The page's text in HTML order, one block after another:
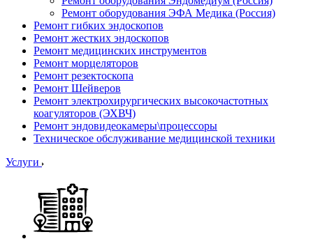
Ремонт оборудования ЭФА Медика (Россия)
Ремонт гибких эндоскопов
Ремонт жестких эндоскопов
Ремонт медицинских инструментов
Ремонт морцеляторов
Ремонт резектоскопа
Ремонт Шейверов
Ремонт электрохирургических высокочастотных
коагуляторов (ЭХВЧ)
Ремонт эндовидеокамеры\процессоры
Техническое обслуживание медицинской техники
Услуги